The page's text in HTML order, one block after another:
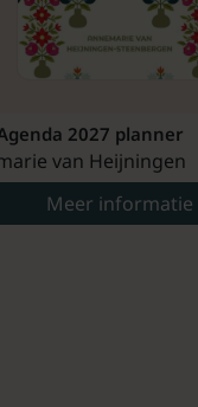
2027 planner
van Heijningen
Meer informatie